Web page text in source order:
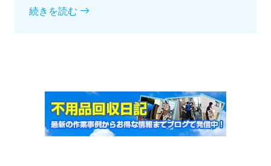
続きを読む